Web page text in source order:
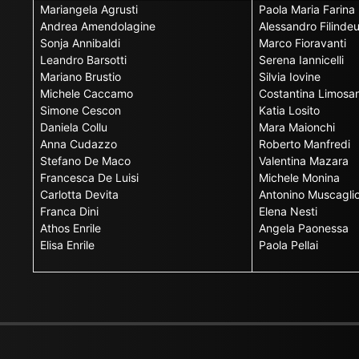
Mariangela Agrusti
Andrea Amendolagine
Sonja Annibaldi
Leandro Barsotti
Mariano Brustio
Michele Caccamo
Simone Cescon
Daniela Collu
Anna Cudazzo
Stefano De Maco
Francesca De Luisi
Carlotta Devita
Franca Dini
Athos Enrile
Elisa Enrile
Paola Maria Farina
Alessandro
Marco Fioravanti
Serena Iannicelli
Silvia Iovine
Costantina
Katia Losito
Mara Maionchi
Roberto Manfredi
Valentina Mazara
Michele Monina
Antonino
Elena Nesti
Angela Paonessa
Paola Pellai